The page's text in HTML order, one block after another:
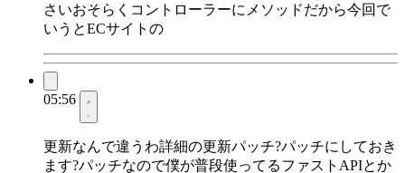
さいおそらくコントローラーにメソッドだから今回で
いうとECサイトの
05:56
更新なんで違うわ詳細の更新パッチ?パッチにしておき
ます?パッチなので僕が普段使ってるファストAPIとか